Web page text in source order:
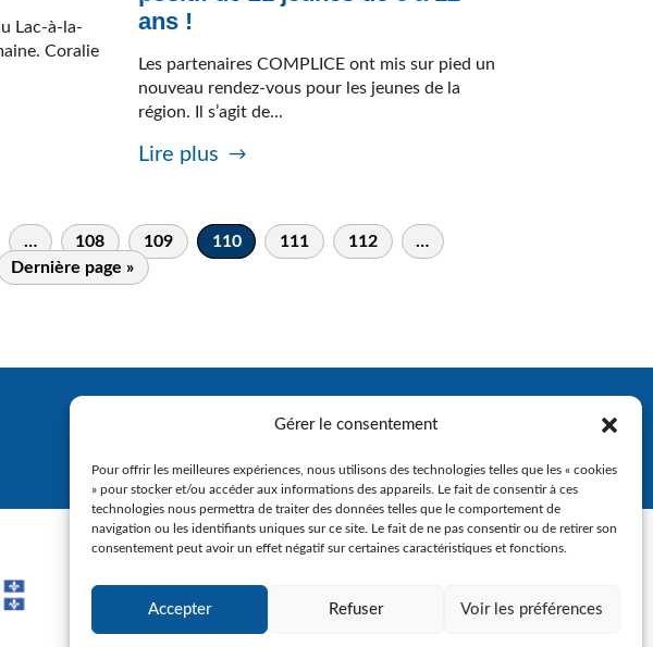
Gérer le consentement
Pour offrir les meilleures expériences, nous utilisons des technologies telles que les « cookies
» pour stocker et/ou accéder aux informations des appareils. Le fait de consentir à ces
technologies nous permettra de traiter des données telles que le comportement de
navigation ou les identifiants uniques sur ce site. Le fait de ne pas consentir ou de retirer son
consentement peut avoir un effet négatif sur certaines caractéristiques et fonctions.
Accepter Refuser Voir les préférences
Lac-à-la-
Coralie
ans !
Les partenaires COMPLICE ont mis sur pied un
nouveau rendez-vous pour les jeunes de la
région. Il s’agit de...
Lire plus
… 108 109 110 111 112
…
Dernière page »